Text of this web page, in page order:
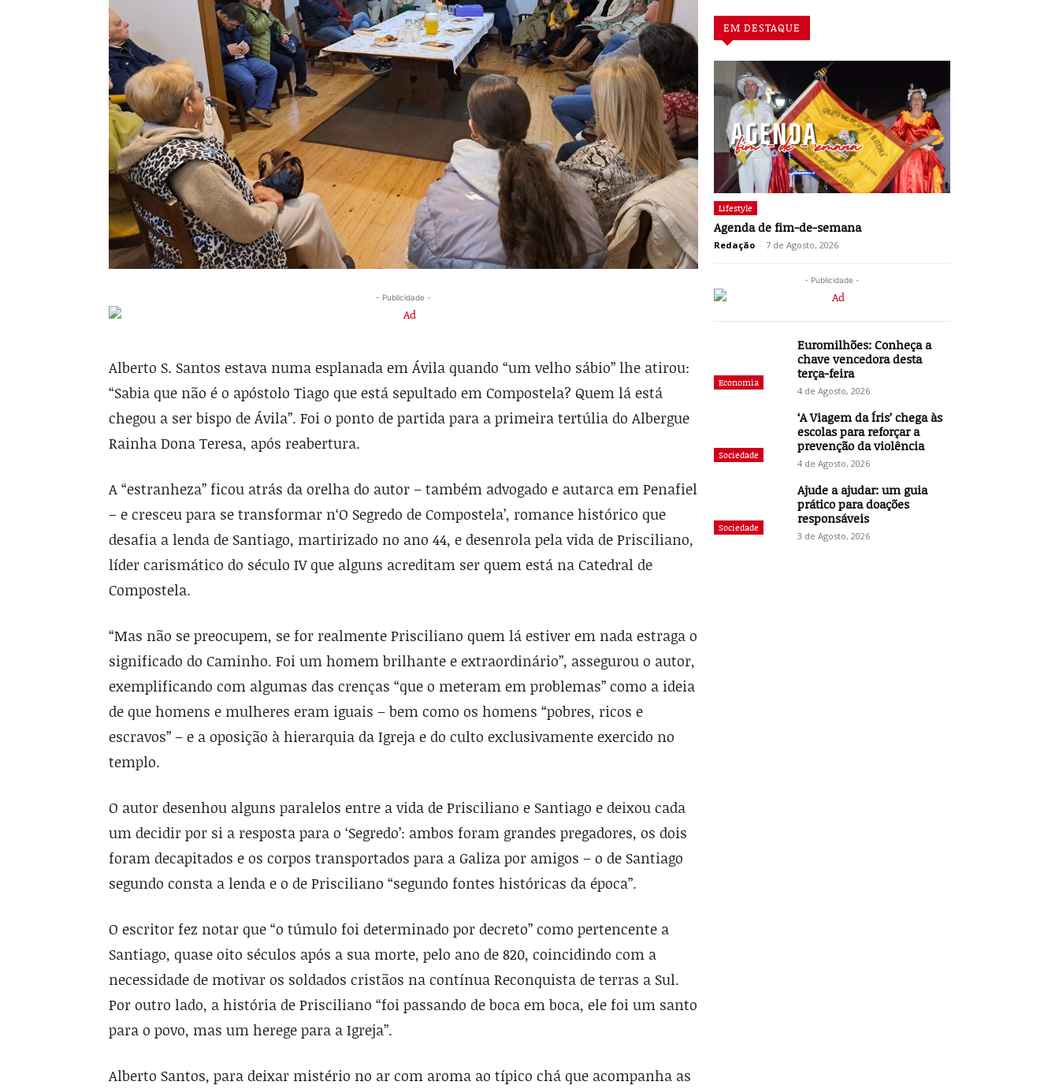
- Publicidade -
Alberto S. Santos estava numa esplanada em Ávila quando “um velho sábio” lhe atirou:
“Sabia que não é o apóstolo Tiago que está sepultado em Compostela? Quem lá está
chegou a ser bispo de Ávila”. Foi o ponto de partida para a primeira tertúlia do Albergue
Rainha Dona Teresa, após reabertura.
A “estranheza” ficou atrás da orelha do autor – também advogado e autarca em Penafiel
– e cresceu para se transformar n‘O Segredo de Compostela’, romance histórico que
desafia a lenda de Santiago, martirizado no ano 44, e desenrola pela vida de Prisciliano,
líder carismático do século IV que alguns acreditam ser quem está na Catedral de
Compostela.
“Mas não se preocupem, se for realmente Prisciliano quem lá estiver em nada estraga o
significado do Caminho. Foi um homem brilhante e extraordinário”, assegurou o autor,
exemplificando com algumas das crenças “que o meteram em problemas” como a ideia
de que homens e mulheres eram iguais – bem como os homens “pobres, ricos e
escravos” – e a oposição à hierarquia da Igreja e do culto exclusivamente exercido no
templo.
O autor desenhou alguns paralelos entre a vida de Prisciliano e Santiago e deixou cada
um decidir por si a resposta para o ‘Segredo’: ambos foram grandes pregadores, os dois
foram decapitados e os corpos transportados para a Galiza por amigos – o de Santiago
segundo consta a lenda e o de Prisciliano “segundo fontes históricas da época”.
O escritor fez notar que “o túmulo foi determinado por decreto” como pertencente a
Santiago, quase oito séculos após a sua morte, pelo ano de 820, coincidindo com a
necessidade de motivar os soldados cristãos na contínua Reconquista de terras a Sul.
Por outro lado, a história de Prisciliano “foi passando de boca em boca, ele foi um santo
para o povo, mas um herege para a Igreja”.
Alberto Santos, para deixar mistério no ar com aroma ao típico chá que acompanha as
EM DESTAQUE
Lifestyle
Agenda de fim-de-semana
Redação - 7 de Agosto, 2026
- Publicidade -
Economia
Euromilhões: Conheça a
chave vencedora desta
terça-feira
4 de Agosto, 2026
Sociedade
‘A Viagem da Íris’ chega às
escolas para reforçar a
prevenção da violência
4 de Agosto, 2026
Sociedade
Ajude a ajudar: um guia
prático para doações
responsáveis
3 de Agosto, 2026